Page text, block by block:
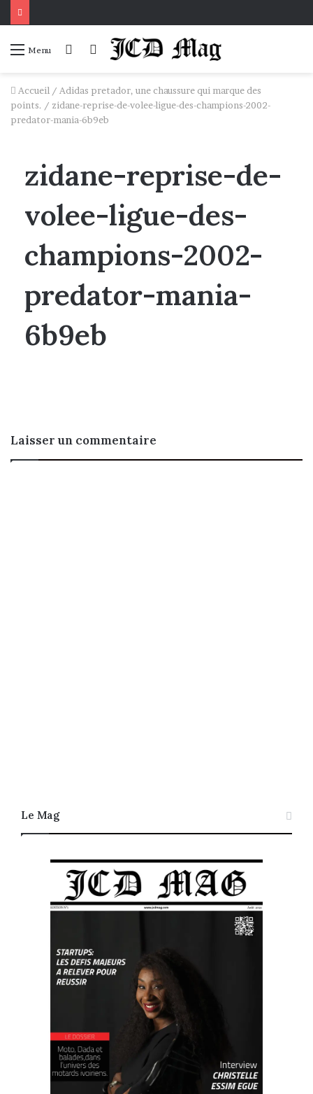
Menu Connexion
Voir
panier
Accueil / Adidas pretador, une chaussure qui marque des
points. / zidane-reprise-de-volee-ligue-des-champions-2002-
predator-mania-6b9eb
zidane-reprise-de-
volee-ligue-des-
champions-2002-
predator-mania-
6b9eb
Laisser un commentaire
Le Mag